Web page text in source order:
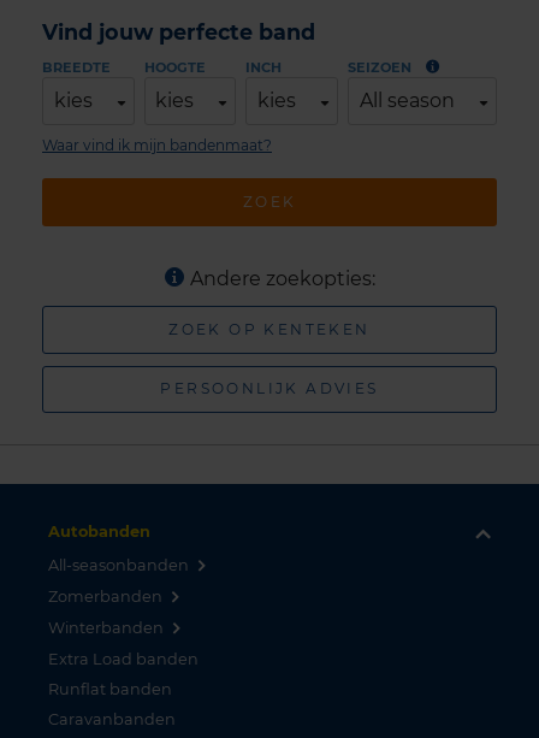
Vind jouw perfecte band
BREEDTE
kies
HOOGTE
kies
INCH
kies
SEIZOEN
All season
ZOEK
Waar vind ik mijn bandenmaat?
Andere zoekopties:
ZOEK OP KENTEKEN
PERSOONLIJK ADVIES
Autobanden
All-seasonbanden
Zomerbanden
Winterbanden
Extra Load banden
Runflat banden
Caravanbanden